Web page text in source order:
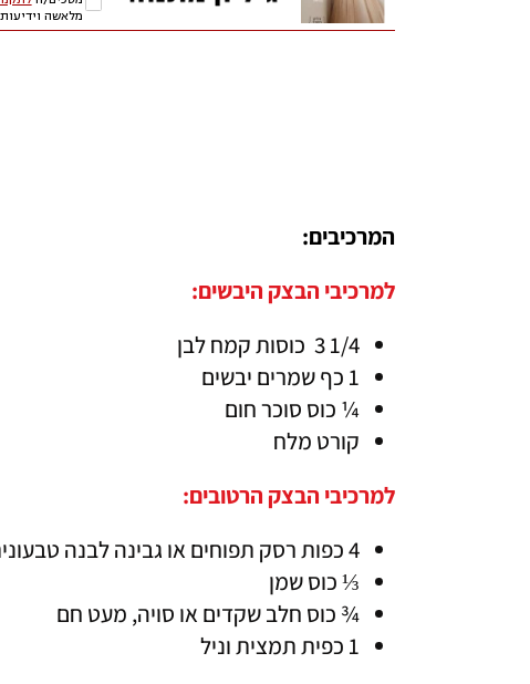
המרכיבים:
למרכיבי הבצק היבשים:
1/4 3  כוסות קמח לבן
1 כף שמרים יבשים
¼ כוס סוכר חום
קורט מלח
למרכיבי הבצק הרטובים:
4 כפות רסק תפוחים או גבינה לבנה טבעונית או מעדן וניל טבעוני או קרם קוקוס
⅓ כוס שמן
¾ כוס חלב שקדים או סויה, מעט חם
1 כפית תמצית וניל